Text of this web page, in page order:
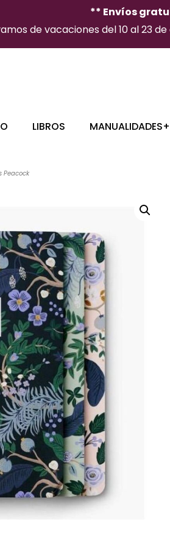
** Envíos
de vacaciones del 10 al 23
LIBROS
Peacock